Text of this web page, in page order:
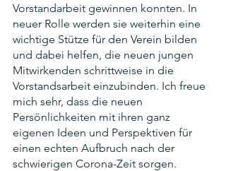
Vorstandarbeit gewinnen konnten. In
neuer Rolle werden sie weiterhin eine
wichtige Stütze für den Verein bilden
und dabei helfen, die neuen jungen
Mitwirkenden schrittweise in die
Vorstandsarbeit einzubinden. Ich freue
mich sehr, dass die neuen
Persönlichkeiten mit ihren ganz
eigenen Ideen und Perspektiven für
einen echten Aufbruch nach der
schwierigen Corona-Zeit sorgen.